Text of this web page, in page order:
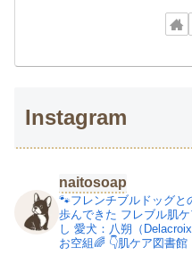
Instagram
naitosoap
🐾フレンチブルドッグと
歩んできた フレブル肌
し 愛犬：八朔（
お空組🌈 👇肌ケア図書